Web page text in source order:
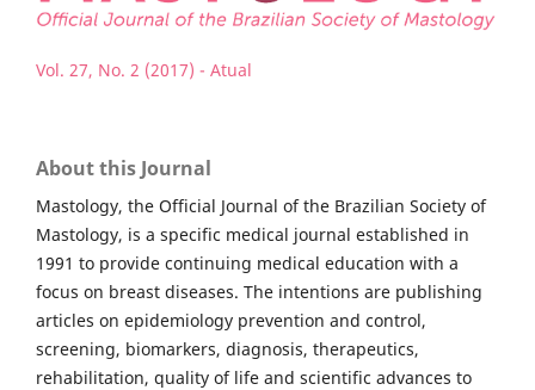
Vol. 27, No. 2 (2017) - Atual
About this Journal
Mastology, the Official Journal of the Brazilian Society of
Mastology, is a specific medical journal established in
1991 to provide continuing medical education with a
focus on breast diseases. The intentions are publishing
articles on epidemiology prevention and control,
screening, biomarkers, diagnosis, therapeutics,
rehabilitation, quality of life and scientific advances to